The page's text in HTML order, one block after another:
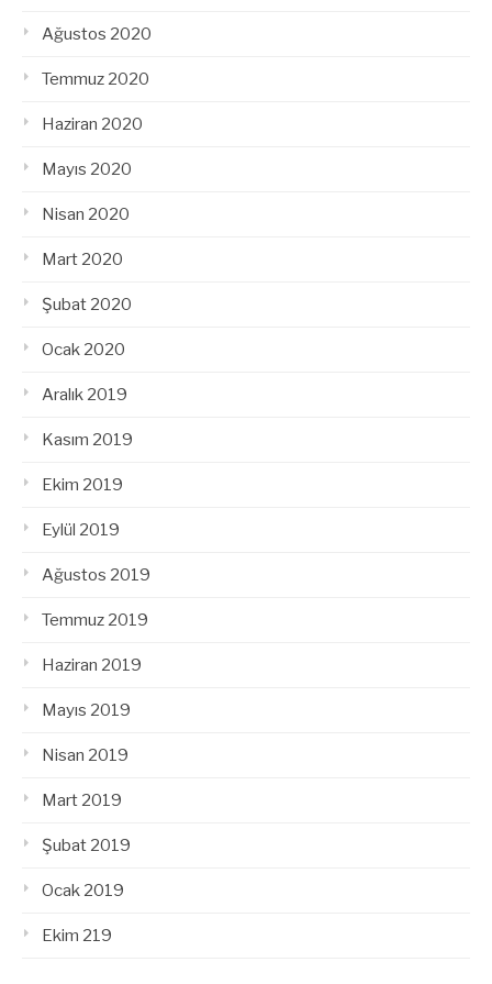
Ağustos 2020
Temmuz 2020
Haziran 2020
Mayıs 2020
Nisan 2020
Mart 2020
Şubat 2020
Ocak 2020
Aralık 2019
Kasım 2019
Ekim 2019
Eylül 2019
Ağustos 2019
Temmuz 2019
Haziran 2019
Mayıs 2019
Nisan 2019
Mart 2019
Şubat 2019
Ocak 2019
Ekim 219